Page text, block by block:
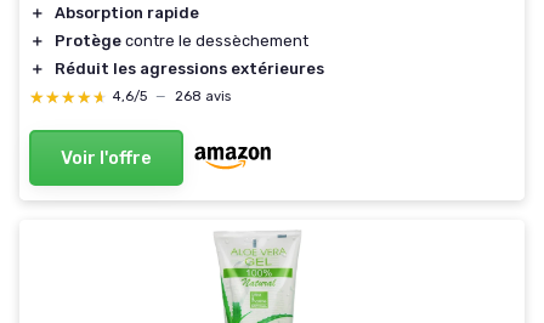
＋
Absorption rapide
＋
Protège contre le dessèchement
＋
Réduit les agressions extérieures
★★★★★
★★★★★ 4,6/5 — 268 avis
Voir l'offre